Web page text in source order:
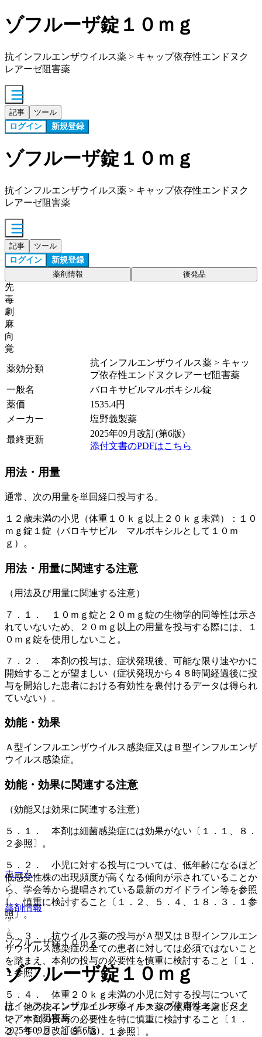
ゾフルーザ錠１０ｍｇ
抗インフルエンザウイルス薬 > キャップ依存性エンドヌク
レアーゼ阻害薬
記事 ツール
ログイン 新規登録
ゾフルーザ錠１０ｍｇ
抗インフルエンザウイルス薬 > キャップ依存性エンドヌク
レアーゼ阻害薬
記事 ツール
ログイン 新規登録
薬剤情報 後発品
先
毒
劇
麻
向
覚
薬効分類
抗インフルエンザウイルス薬 > キャッ
プ依存性エンドヌクレアーゼ阻害薬
一般名
バロキサビルマルボキシル錠
薬価
1535.4円
メーカー
塩野義製薬
最終更新
2025年09月改訂(第6版)
添付文書のPDFはこちら
用法・用量
通常、次の用量を単回経口投与する。
１２歳未満の小児（体重１０ｋｇ以上２０ｋｇ未満）：１０
ｍｇ錠１錠（バロキサビル マルボキシルとして１０ｍ
ｇ）。
用法・用量に関連する注意
（用法及び用量に関連する注意）
７．１． １０ｍｇ錠と２０ｍｇ錠の生物学的同等性は示さ
れていないため、２０ｍｇ以上の用量を投与する際には、１
０ｍｇ錠を使用しないこと。
７．２． 本剤の投与は、症状発現後、可能な限り速やかに
開始することが望ましい（症状発現から４８時間経過後に投
与を開始した患者における有効性を裏付けるデータは得られ
ていない）。
効能・効果
Ａ型インフルエンザウイルス感染症又はＢ型インフルエンザ
ウイルス感染症。
効能・効果に関連する注意
（効能又は効果に関連する注意）
５．１． 本剤は細菌感染症には効果がない〔１．１、８．
２参照〕。
５．２． 小児に対する投与については、低年齢になるほど
低感受性株の出現頻度が高くなる傾向が示されていることか
ら、学会等から提唱されている最新のガイドライン等を参照
し、慎重に検討すること〔１．２、５．４、１８．３．１参
照〕。
５．３． 抗ウイルス薬の投与がＡ型又はＢ型インフルエン
ザウイルス感染症の全ての患者に対しては必須ではないこと
を踏まえ、本剤の投与の必要性を慎重に検討すること〔１．
１参照〕。
５．４． 体重２０ｋｇ未満の小児に対する投与について
は、他の抗インフルエンザウイルス薬の使用を考慮した上
で、本剤の投与の必要性を特に慎重に検討すること〔１．
２、５．２、１８．３．１参照〕。
ホーム
薬剤情報
ゾフルーザ錠１０ｍｇ
ゾフルーザ錠１０ｍｇ
抗インフルエンザウイルス薬 > キャップ依存性エンドヌク
レアーゼ阻害薬
2025年09月改訂(第6版)